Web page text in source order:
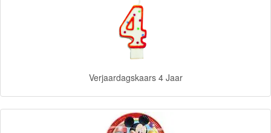
Fairies
Verjaardagskaars 4 Jaar